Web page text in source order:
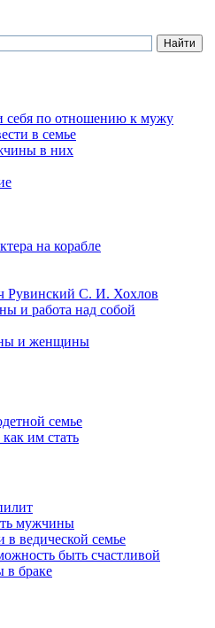
себя по отношению к мужу
в семье
в них
на корабле
Рувинский С. И. Хохлов
и работа над собой
и женщины
семье
им стать
мужчины
ведической семье
быть счастливой
в браке